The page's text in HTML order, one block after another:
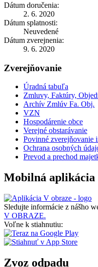
Dátum doručenia:
2. 6. 2020
Dátum splatnosti:
Neuvedené
Dátum zverejnenia:
9. 6. 2020
Zverejňovanie
Úradná tabuľa
Zmluvy, Faktúry,
Archív Zmlúv Fa. Obj.
VZN
Hospodárenie obce
Verejné obstarávanie
Povinné zverejňovanie
Ochrana osobných
Prevod a prechod
Mobilná aplikácia
Sledujte informácie z nášho
V OBRAZE.
Voľne k stiahnutiu:
Zvoz odpadu